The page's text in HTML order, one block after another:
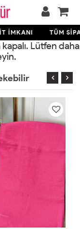
İMKANI TÜM
Lütfen daha